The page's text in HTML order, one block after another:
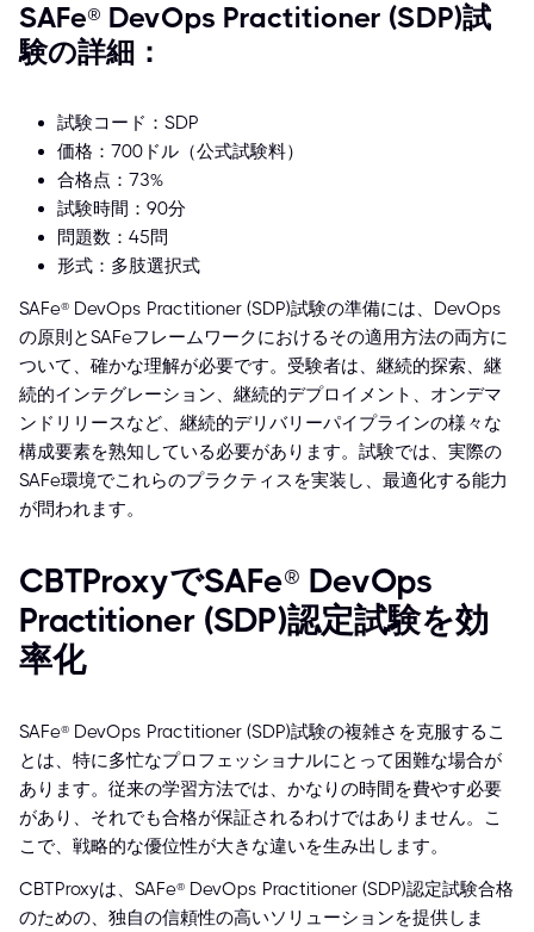
SAFe® DevOps Practitioner (SDP)試
験の詳細：
試験コード：SDP
価格：700ドル（公式試験料）
合格点：73%
試験時間：90分
問題数：45問
形式：多肢選択式
SAFe® DevOps Practitioner (SDP)試験の準備には、DevOps
の原則とSAFeフレームワークにおけるその適用方法の両方に
ついて、確かな理解が必要です。受験者は、継続的探索、継
続的インテグレーション、継続的デプロイメント、オンデマ
ンドリリースなど、継続的デリバリーパイプラインの様々な
構成要素を熟知している必要があります。試験では、実際の
SAFe環境でこれらのプラクティスを実装し、最適化する能力
が問われます。
CBTProxyでSAFe® DevOps
Practitioner (SDP)認定試験を効
率化
SAFe® DevOps Practitioner (SDP)試験の複雑さを克服するこ
とは、特に多忙なプロフェッショナルにとって困難な場合が
あります。従来の学習方法では、かなりの時間を費やす必要
があり、それでも合格が保証されるわけではありません。こ
こで、戦略的な優位性が大きな違いを生み出します。
CBTProxyは、SAFe® DevOps Practitioner (SDP)認定試験合格
のための、独自の信頼性の高いソリューションを提供しま